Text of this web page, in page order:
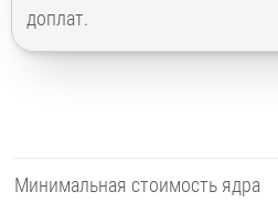
доплат.
Минимальная стоимость ядра